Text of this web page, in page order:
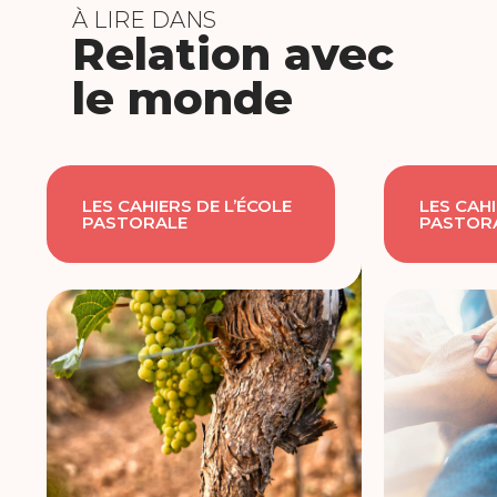
À LIRE DANS
Relation avec
le monde
LES CAHIERS DE L’ÉCOLE
PASTORALE
LES